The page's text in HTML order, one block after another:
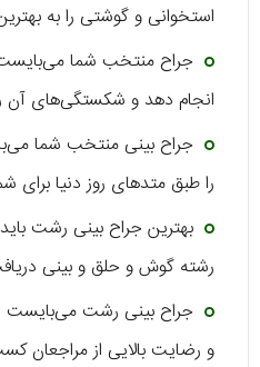
استخوانی و گوشتی را به
جراح منتخب شما می‌بایست
انجام دهد و شکستگی‌های آن
جراح بینی منتخب شما
را طبق متدهای روز دنیا برای
بهترین جراح بینی رشت
رشته گوش و حلق و بینی
جراح بینی رشت می‌بایست از
و رضایت بالایی از مراجعان